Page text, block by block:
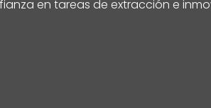
en tareas de extracción e